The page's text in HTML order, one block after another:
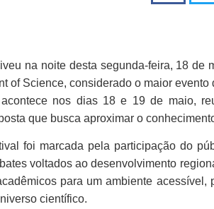
na noite desta segunda-feira, 18 de
of Science, considerado o maior
nos dias 18 e 19 de maio,
que busca aproximar o
foi marcada pela participação do
voltados ao desenvolvimento
para um ambiente acessível,
científico.